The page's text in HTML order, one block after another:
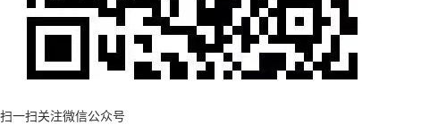
扫一扫关注微信公众号